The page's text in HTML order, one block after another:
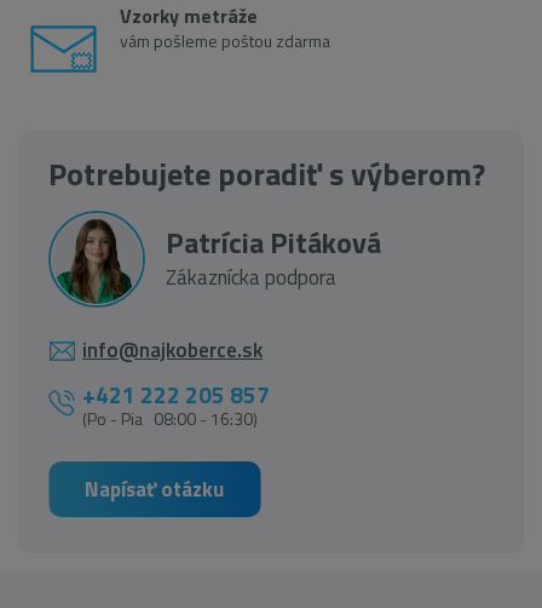
Vzorky metráže
vám pošleme poštou zdarma
Potrebujete poradiť s výberom?
Patrícia Pitáková
Zákaznícka podpora
info@najkoberce.sk
+421 222 205 857
(Po - Pia 08:00 - 16:30)
Napísať otázku